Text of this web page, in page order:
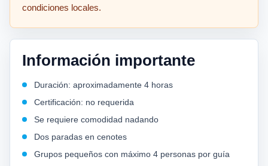
condiciones locales.
Información importante
Duración: aproximadamente 4 horas
Certificación: no requerida
Se requiere comodidad nadando
Dos paradas en cenotes
Grupos pequeños con máximo 4 personas por guía